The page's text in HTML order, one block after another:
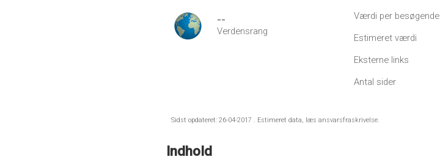
--
Verdensrang
Værdi per besøgende
Estimeret værdi
Eksterne links
Antal sider
Sidst opdateret: 26-04-2017 . Estimeret data, læs ansvarsfraskrivelse.
Indhold